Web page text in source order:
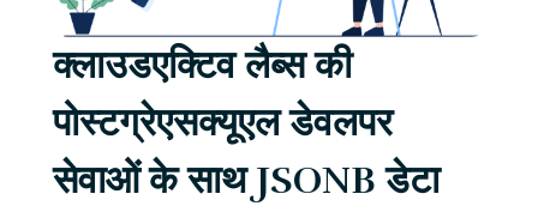
क्लाउडएक्टिव लैब्स की
पोस्टग्रेएसक्यूएल डेवलपर
सेवाओं के साथ JSONB डेटा